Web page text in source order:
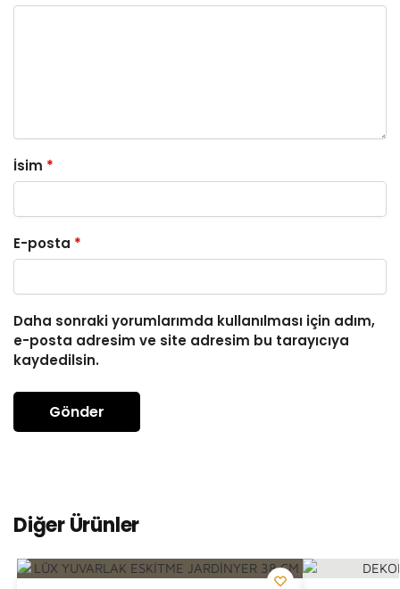
İsim *
E-posta *
Daha sonraki yorumlarımda kullanılması için adım,
e-posta adresim ve site adresim bu tarayıcıya
kaydedilsin.
Diğer Ürünler